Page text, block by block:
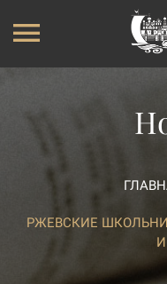
РЖЕВСКИЕ